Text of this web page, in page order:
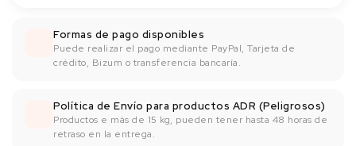
Formas de pago disponibles
Puede realizar el pago mediante PayPal, Tarjeta de
crédito, Bizum o transferencia bancaría.
Política de Envío para productos ADR (Peligrosos)
Productos e más de 15 kg, pueden tener hasta 48 horas de
retraso en la entrega.